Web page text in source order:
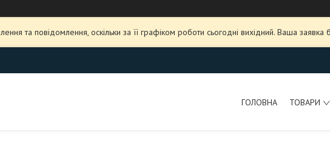
та повідомлення, оскільки за її графіком роботи сьогодні вихідний. Ваша
ГОЛОВНА ТОВАРИ